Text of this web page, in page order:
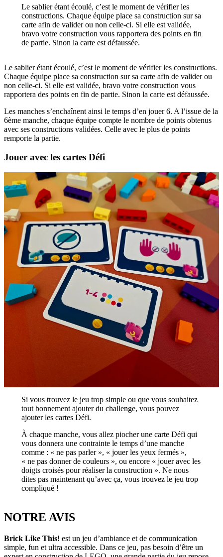
Le sablier étant écoulé, c’est le moment de vérifier les
constructions. Chaque équipe place sa construction sur sa
carte afin de valider ou non celle-ci. Si elle est validée,
bravo votre construction vous rapportera des points en fin
de partie. Sinon la carte est défaussée.
Le sablier étant écoulé, c’est le moment de vérifier les constructions.
Chaque équipe place sa construction sur sa carte afin de valider ou
non celle-ci. Si elle est validée, bravo votre construction vous
rapportera des points en fin de partie. Sinon la carte est défaussée.
Les manches s’enchaînent ainsi le temps d’en jouer 6. A l’issue de la
6ème manche, chaque équipe compte le nombre de points obtenus
avec ses constructions validées. Celle avec le plus de points
remporte la partie.
Jouer avec les cartes Défi
Si vous trouvez le jeu trop simple ou que vous souhaitez
tout bonnement ajouter du challenge, vous pouvez
ajouter les cartes Défi.
À chaque manche, vous allez piocher une carte Défi qui
vous donnera une contrainte le temps d’une manche
comme : « ne pas parler », « jouer les yeux fermés »,
« ne pas donner de couleurs », ou encore « jouer avec les
doigts croisés pour réaliser la construction ». Ne nous
dites pas maintenant qu’avec ça, vous trouvez le jeu trop
compliqué !
NOTRE AVIS
Brick Like This! est un jeu d’ambiance et de communication
simple, fun et ultra accessible. Dans ce jeu, pas besoin d’être un